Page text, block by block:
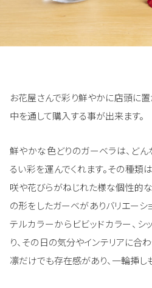
お花屋さんで彩り鮮やかに店頭に
中を通して購入する事が出来ます。
鮮やかな色どりのガーベラは、ど
るい彩を運んでくれます。その種類
咲や花びらがねじれた様な個性的
の形をしたガーベがありバリエーシ
テルカラーからビビッドカラー、
り、その日の気分やインテリアに合
凛だけでも存在感があり、一輪挿し